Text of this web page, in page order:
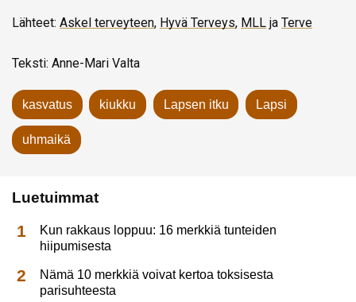
Lähteet: Askel terveyteen, Hyvä Terveys, MLL ja Terve
Teksti: Anne-Mari Valta
kasvatus kiukku Lapsen itku Lapsi
uhmaikä
Luetuimmat
Kun rakkaus loppuu: 16 merkkiä tunteiden
hiipumisesta
Nämä 10 merkkiä voivat kertoa toksisesta
parisuhteesta